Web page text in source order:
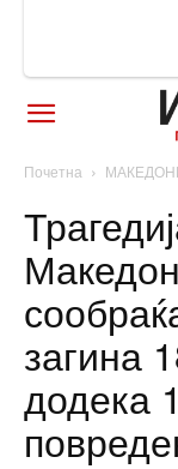
Почетна
загина
додека